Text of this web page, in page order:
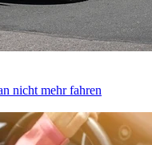
nicht mehr fahren